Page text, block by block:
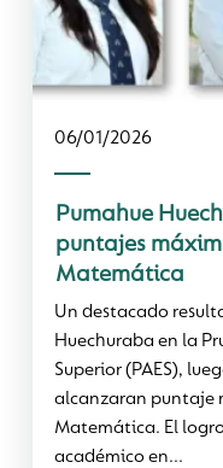
06/01/2026
Pumahue
puntajes
Matemática
Un destacado
Huechuraba en la
Superior (PAES),
alcanzaran puntaje
Matemática. El
académico en...